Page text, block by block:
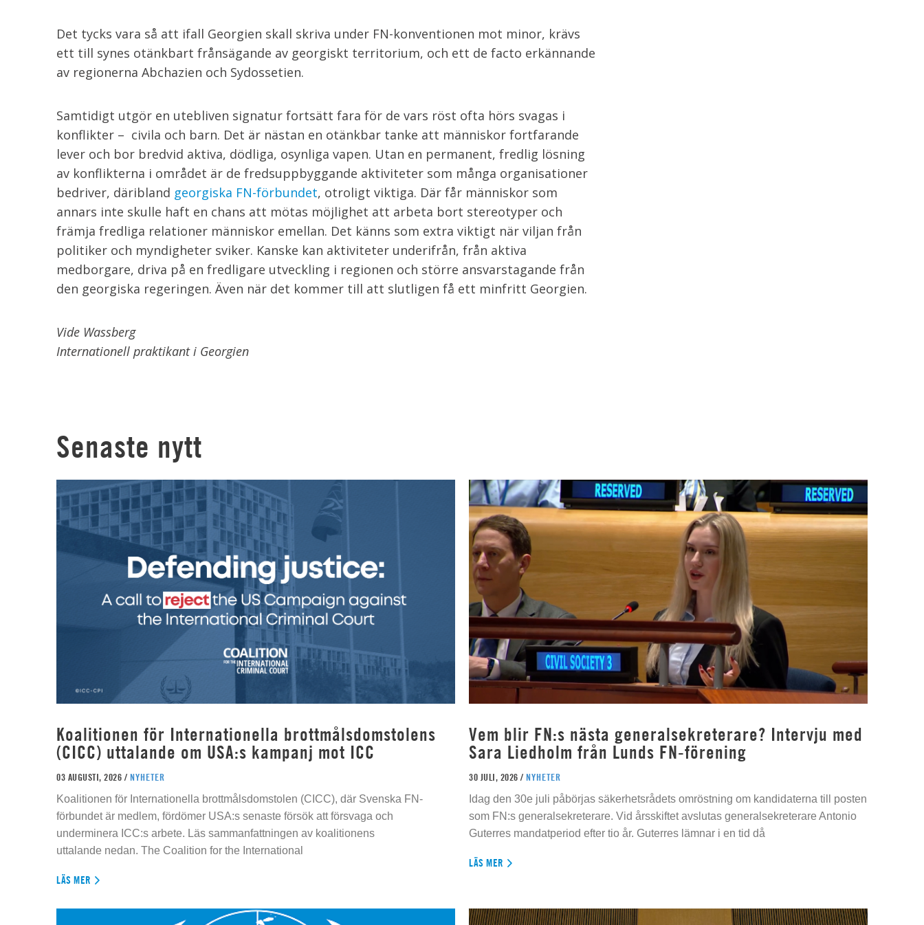
Det tycks vara så att ifall Georgien skall skriva under FN-konventionen mot minor, krävs
ett till synes otänkbart frånsägande av georgiskt territorium, och ett de facto erkännande
av regionerna Abchazien och Sydossetien.
Samtidigt utgör en utebliven signatur fortsätt fara för de vars röst ofta hörs svagas i
konflikter – civila och barn. Det är nästan en otänkbar tanke att människor fortfarande
lever och bor bredvid aktiva, dödliga, osynliga vapen. Utan en permanent, fredlig lösning
av konflikterna i området är de fredsuppbyggande aktiviteter som många organisationer
bedriver, däribland georgiska FN-förbundet, otroligt viktiga. Där får människor som
annars inte skulle haft en chans att mötas möjlighet att arbeta bort stereotyper och
främja fredliga relationer människor emellan. Det känns som extra viktigt när viljan från
politiker och myndigheter sviker. Kanske kan aktiviteter underifrån, från aktiva
medborgare, driva på en fredligare utveckling i regionen och större ansvarstagande från
den georgiska regeringen. Även när det kommer till att slutligen få ett minfritt Georgien.
Vide Wassberg
Internationell praktikant i Georgien
Senaste nytt
Koalitionen för Internationella brottmålsdomstolens
(CICC) uttalande om USA:s kampanj mot ICC
03 AUGUSTI, 2026 / NYHETER
Koalitionen för Internationella brottmålsdomstolen (CICC), där Svenska FN-
förbundet är medlem, fördömer USA:s senaste försök att försvaga och
underminera ICC:s arbete. Läs sammanfattningen av koalitionens
uttalande nedan. The Coalition for the International
LÄS MER
Vem blir FN:s nästa generalsekreterare? Intervju med
Sara Liedholm från Lunds FN-förening
30 JULI, 2026 / NYHETER
Idag den 30e juli påbörjas säkerhetsrådets omröstning om kandidaterna till posten
som FN:s generalsekreterare. Vid årsskiftet avslutas generalsekreterare Antonio
Guterres mandatperiod efter tio år. Guterres lämnar i en tid då
LÄS MER